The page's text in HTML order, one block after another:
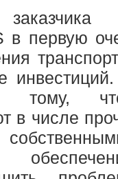
в первую
тому,
в числе